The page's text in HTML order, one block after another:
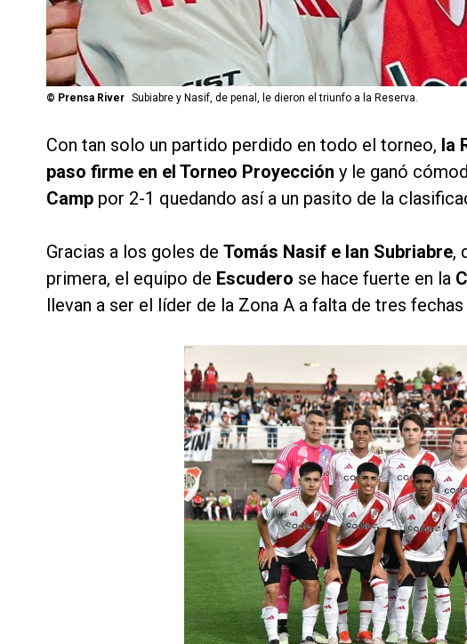
© Prensa River Subiabre y Nasif, de penal, le dieron el triunfo a la Reserva.
Con tan solo un partido perdido en todo el torneo, la
paso firme en el Torneo Proyección y le ganó
Camp por 2-1 quedando así a un pasito de la
Gracias a los goles de Tomás Nasif e Ian Subriabre,
primera, el equipo de Escudero se hace fuerte en la
llevan a ser el líder de la Zona A a falta de tres fechas